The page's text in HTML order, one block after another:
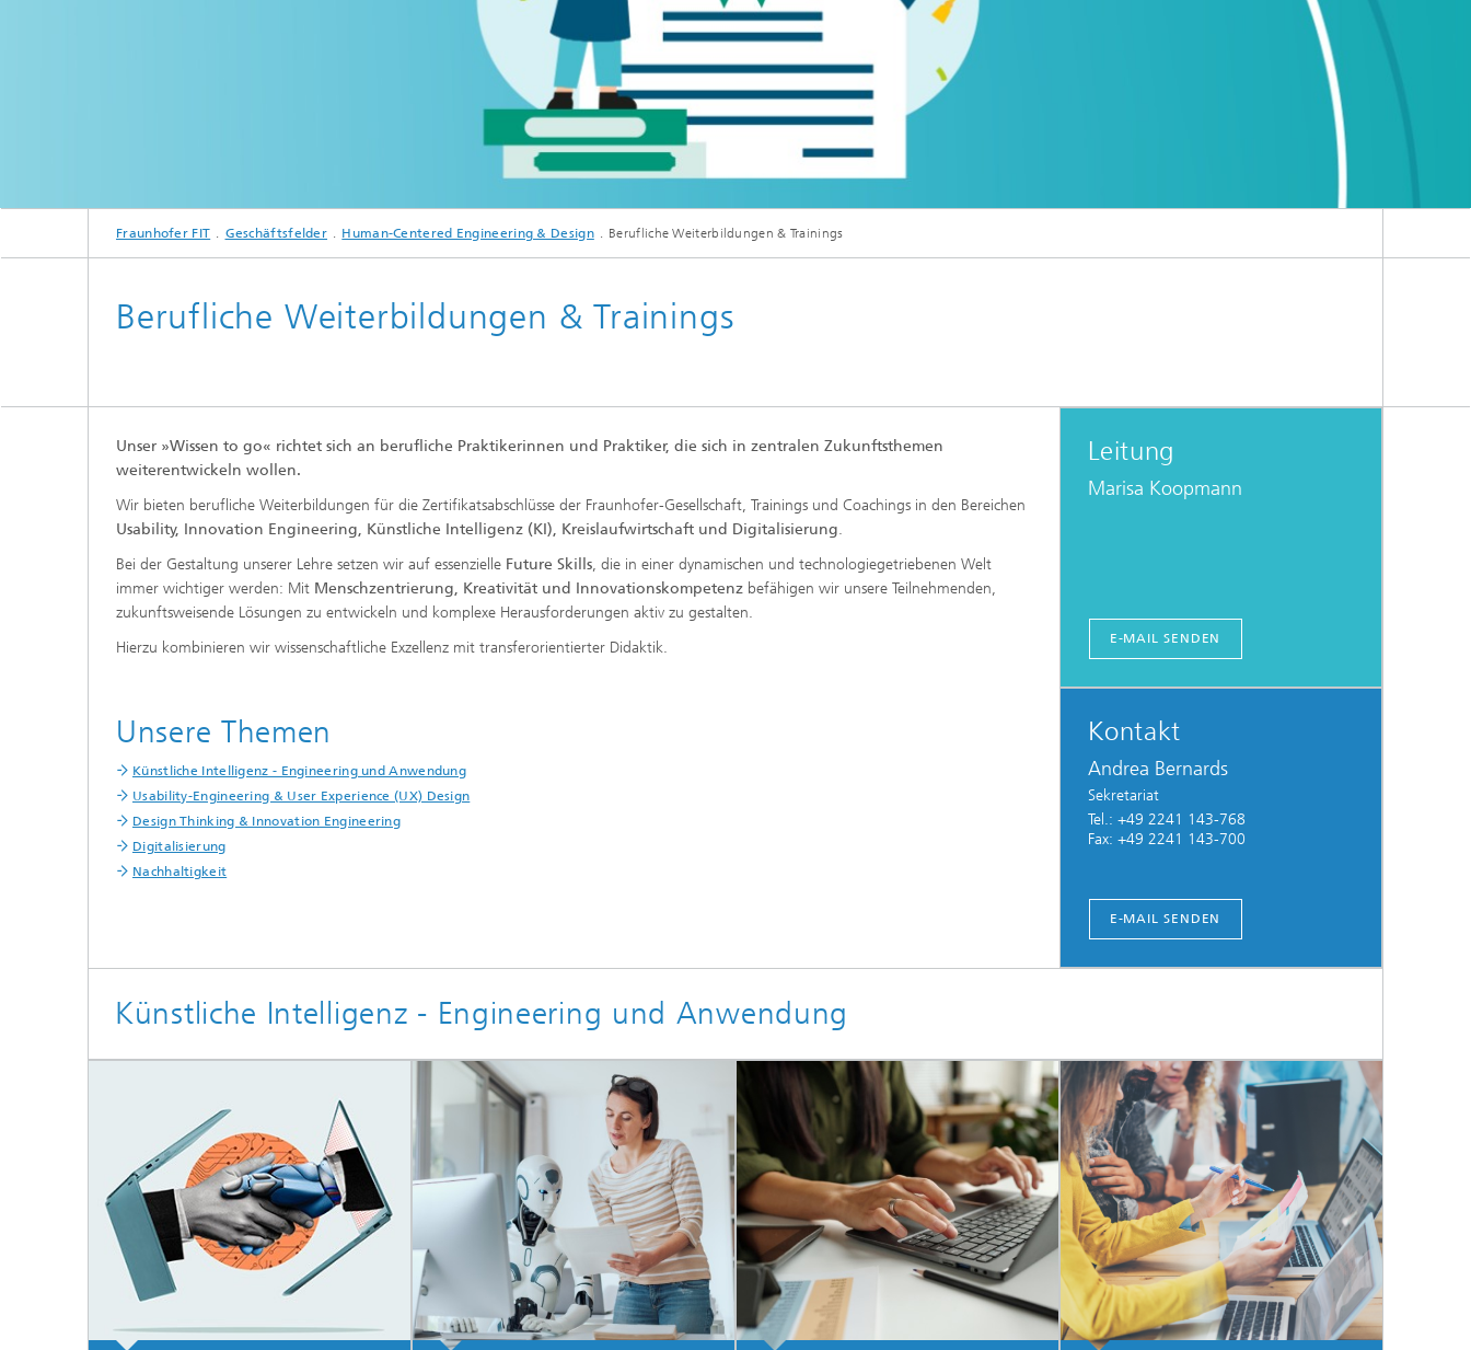
Anwendungszentrum SYMILA
Berufliche Weiterbildungen &
Trainings
Future Skills Convention
Fraunhofer FIT Geschäftsfelder Human-Centered Engineering & Design Berufliche Weiterbildungen & Trainings
Berufliche Weiterbildungen & Trainings
Unser »Wissen to go« richtet sich an berufliche Praktikerinnen und Praktiker, die sich in zentralen Zukunftsthemen
weiterentwickeln wollen.
Wir bieten berufliche Weiterbildungen für die Zertifikatsabschlüsse der Fraunhofer-Gesellschaft, Trainings und Coachings in den Bereichen
Usability, Innovation Engineering, Künstliche Intelligenz (KI), Kreislaufwirtschaft und Digitalisierung.
Bei der Gestaltung unserer Lehre setzen wir auf essenzielle Future Skills, die in einer dynamischen und technologiegetriebenen Welt
immer wichtiger werden: Mit Menschzentrierung, Kreativität und Innovationskompetenz befähigen wir unsere Teilnehmenden,
zukunftsweisende Lösungen zu entwickeln und komplexe Herausforderungen aktiv zu gestalten.
Hierzu kombinieren wir wissenschaftliche Exzellenz mit transferorientierter Didaktik.
Unsere Themen
Künstliche Intelligenz - Engineering und Anwendung
Usability-Engineering & User Experience (UX) Design
Design Thinking & Innovation Engineering
Digitalisierung
Nachhaltigkeit
Leitung
Marisa Koopmann
E-MAIL SENDEN
Kontakt
Andrea Bernards
Sekretariat
Tel.: +49 2241 143-768
Fax: +49 2241 143-700
E-MAIL SENDEN
Künstliche Intelligenz - Engineering und Anwendung